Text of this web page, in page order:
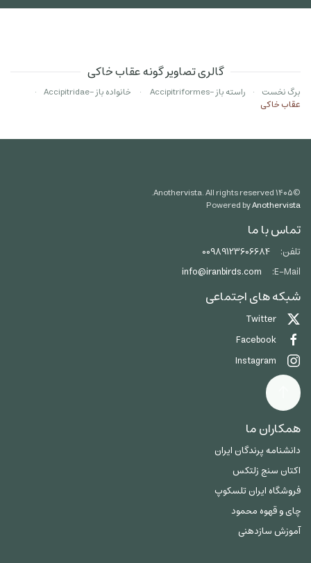
گالری تصاویر گونه عقاب خاکی
برگ نخست راسته باز -Accipitriformes
خانواده باز -Accipitridae
عقاب خاکی
©۱۴۰۵
Powered byAnothervista
تماس با ما
تلفن:
00989123606684
E-Mail:
info@iranbirds.com
شبکه های اجتماعی
Twitter
Facebook
Instagram
همکاران ما
دانشنامه پرندگان ایران
اکتان سنج زلتکس
فروشگاه ایران تلسکوپ
چای و قهوه محمود
آموزش سازدهنی